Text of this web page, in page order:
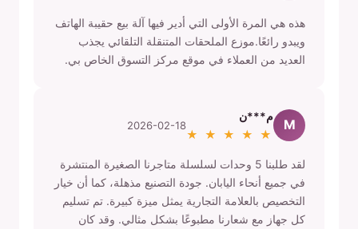
هذه هي المرة الأولى التي أدير فيها آلة بيع حقيبة الهاتف
ويبدو رائعًا.موزع الملحقات المتنقلة التلقائي يجذب
العديد من العملاء في موقع مركز التسوق الخاص بي.
M
م***ن
★ ★ ★ ★ ★
2026-02-18
لقد طلبنا 5 وحدات لسلسلة متاجرنا الصغيرة المنتشرة
في جميع أنحاء اليابان. جودة التصنيع مذهلة، كما أن خيار
التخصيص بالعلامة التجارية يمثل ميزة كبيرة. تم تسليم
كل جهاز مع شعارنا مطبوعًا بشكل مثالي. وقد كان